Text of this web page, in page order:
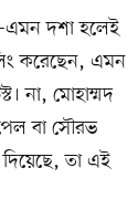
দশা হলেই
করেছেন, এমন
না, মোহাম্মদ
বা সৌরভ
দিয়েছে, তা এই